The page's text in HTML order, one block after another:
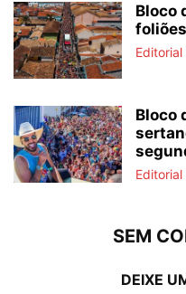
Bloco
Editorial
Bloco
Editorial
SEM
DEIXE